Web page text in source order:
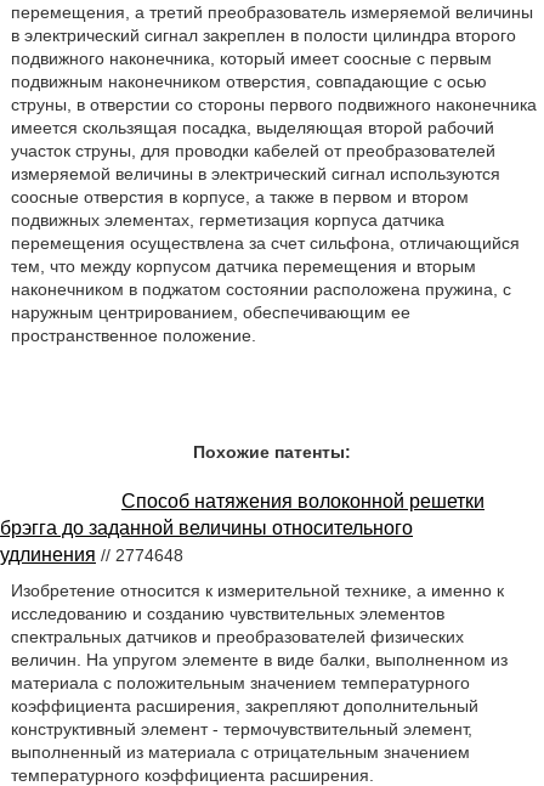
перемещения, а третий преобразователь измеряемой величины
в электрический сигнал закреплен в полости цилиндра второго
подвижного наконечника, который имеет соосные с первым
подвижным наконечником отверстия, совпадающие с осью
струны, в отверстии со стороны первого подвижного наконечника
имеется скользящая посадка, выделяющая второй рабочий
участок струны, для проводки кабелей от преобразователей
измеряемой величины в электрический сигнал используются
соосные отверстия в корпусе, а также в первом и втором
подвижных элементах, герметизация корпуса датчика
перемещения осуществлена за счет сильфона, отличающийся
тем, что между корпусом датчика перемещения и вторым
наконечником в поджатом состоянии расположена пружина, с
наружным центрированием, обеспечивающим ее
пространственное положение.
Похожие патенты:
Способ натяжения волоконной решетки
брэгга до заданной величины относительного
удлинения // 2774648
Изобретение относится к измерительной технике, а именно к
исследованию и созданию чувствительных элементов
спектральных датчиков и преобразователей физических
величин. На упругом элементе в виде балки, выполненном из
материала с положительным значением температурного
коэффициента расширения, закрепляют дополнительный
конструктивный элемент - термочувствительный элемент,
выполненный из материала с отрицательным значением
температурного коэффициента расширения.